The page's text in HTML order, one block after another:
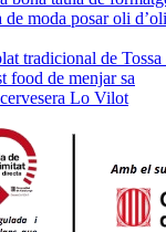
de moda posar oli
tradicional de
food de menjar sa
Lo Vilot